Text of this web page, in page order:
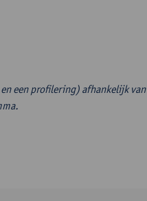
een profilering) afhankelijk van